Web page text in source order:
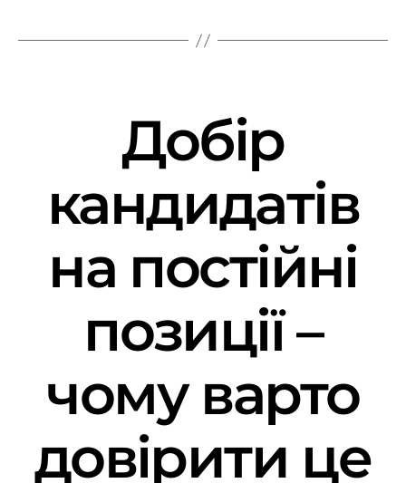
Добір
кандидатів
на постійні
позиції –
чому варто
довірити це